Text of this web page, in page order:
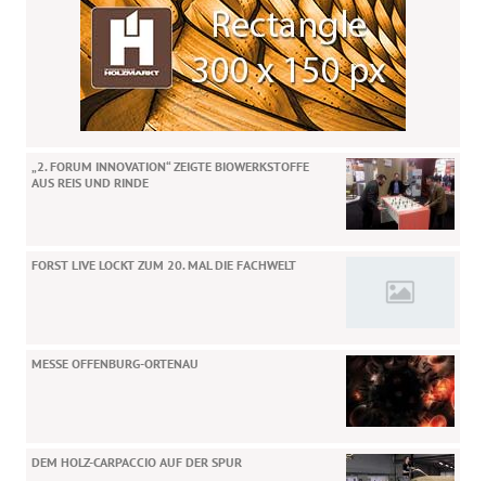
„2. FORUM INNOVATION“ ZEIGTE BIOWERKSTOFFE
AUS REIS UND RINDE
FORST LIVE LOCKT ZUM 20. MAL DIE FACHWELT
MESSE OFFENBURG-ORTENAU
DEM HOLZ-CARPACCIO AUF DER SPUR